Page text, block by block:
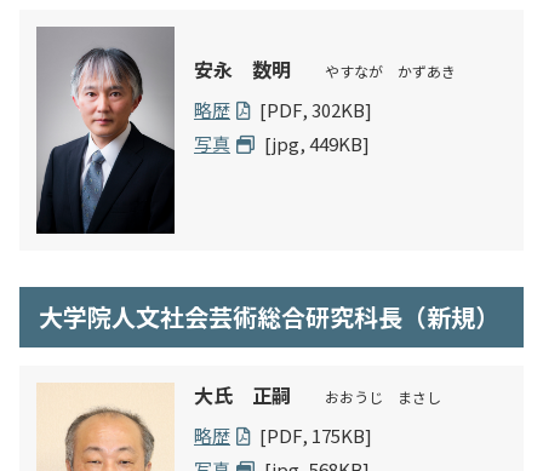
安永 数明 やすなが かずあき
略歴
[PDF, 302KB]
写真
[jpg, 449KB]
大学院人文社会芸術総合研究科長（新規）
大氏 正嗣 おおうじ まさし
略歴
[PDF, 175KB]